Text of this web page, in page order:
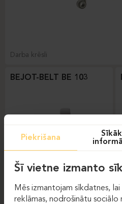
Darba krēsli
BEJOT-BELT BE 103
Darba krēsli
Piekrišana
Šī vietne izmanto
Mēs izmantojam sīkdatnes,
reklāmas, nodrošinātu sociālo